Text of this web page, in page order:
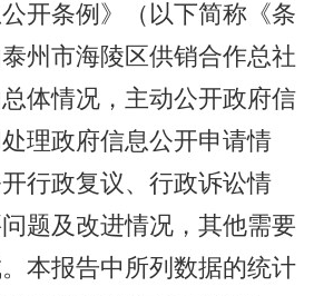
开条例》（以下简称《条
州市海陵区供销合作总社
总体情况 ，主动公开政府信
理政府信息公开申请情
行政复议、行政诉讼情
题及改进情况，其他需要
本报告中所列数据的统计